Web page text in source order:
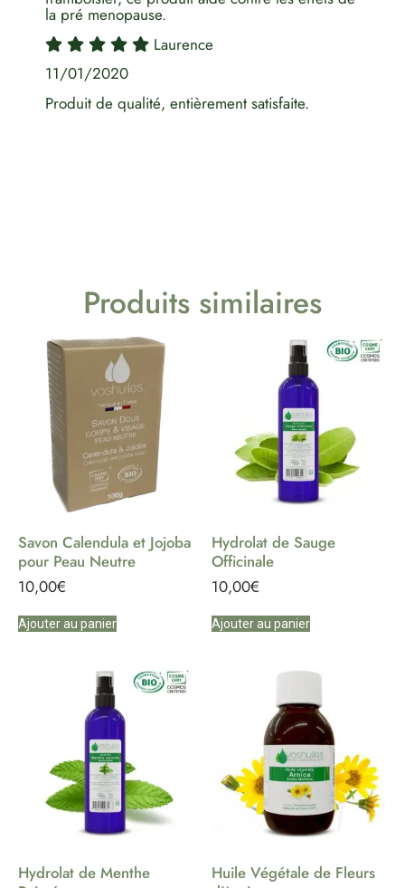
la pré menopause.
Laurence
11/01/2020
Produit de qualité, entièrement satisfaite.
Produits similaires
Savon Calendula et Jojoba
pour Peau Neutre
10,00€
Ajouter au panier
Hydrolat de Sauge
Officinale
10,00€
Ajouter au panier
Hydrolat de Menthe
Huile Végétale de Fleurs